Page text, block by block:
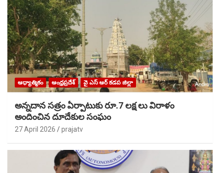
ఆధ్యాత్మికం ఆంధ్రప్రదేశ్ వై ఎస్ ఆర్ కడప జిల్లా
అన్నదాన సత్రం ఏర్పాటుకు రూ.7 లక్ష లు విరాళం
అందించిన దూదేకుల సంఘం
27 April 2026 prajatv